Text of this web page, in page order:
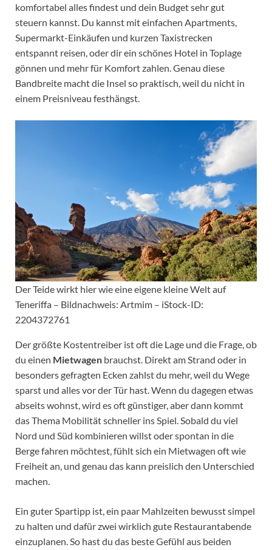
komfortabel alles findest und dein Budget sehr gut
steuern kannst. Du kannst mit einfachen Apartments,
Supermarkt-Einkäufen und kurzen Taxistrecken
entspannt reisen, oder dir ein schönes Hotel in Toplage
gönnen und mehr für Komfort zahlen. Genau diese
Bandbreite macht die Insel so praktisch, weil du nicht in
einem Preisniveau festhängst.
Der Teide wirkt hier wie eine eigene kleine Welt auf
Teneriffa – Bildnachweis: Artmim – iStock-ID:
2204372761
Der größte Kostentreiber ist oft die Lage und die Frage, ob
du einen Mietwagen brauchst. Direkt am Strand oder in
besonders gefragten Ecken zahlst du mehr, weil du Wege
sparst und alles vor der Tür hast. Wenn du dagegen etwas
abseits wohnst, wird es oft günstiger, aber dann kommt
das Thema Mobilität schneller ins Spiel. Sobald du viel
Nord und Süd kombinieren willst oder spontan in die
Berge fahren möchtest, fühlt sich ein Mietwagen oft wie
Freiheit an, und genau das kann preislich den Unterschied
machen.
Ein guter Spartipp ist, ein paar Mahlzeiten bewusst simpel
zu halten und dafür zwei wirklich gute Restaurantabende
einzuplanen. So hast du das beste Gefühl aus beiden